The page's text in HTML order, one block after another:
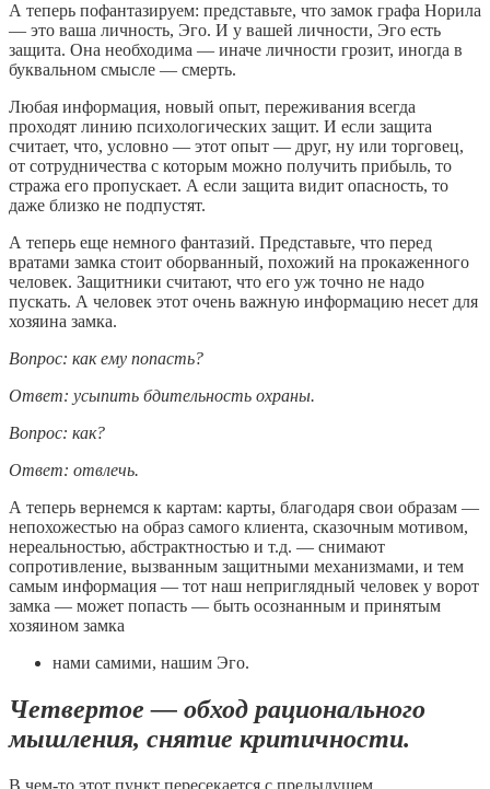
А теперь пофантазируем: представьте, что замок графа Норила
— это ваша личность, Эго. И у вашей личности, Эго есть
защита. Она необходима — иначе личности грозит, иногда в
буквальном смысле — смерть.
Любая информация, новый опыт, переживания всегда
проходят линию психологических защит. И если защита
считает, что, условно — этот опыт — друг, ну или торговец,
от сотрудничества с которым можно получить прибыль, то
стража его пропускает. А если защита видит опасность, то
даже близко не подпустят.
А теперь еще немного фантазий. Представьте, что перед
вратами замка стоит оборванный, похожий на прокаженного
человек. Защитники считают, что его уж точно не надо
пускать. А человек этот очень важную информацию несет для
хозяина замка.
Вопрос: как ему попасть?
Ответ: усыпить бдительность охраны.
Вопрос: как?
Ответ: отвлечь.
А теперь вернемся к картам: карты, благодаря свои образам —
непохожестью на образ самого клиента, сказочным мотивом,
нереальностью, абстрактностью и т.д. — снимают
сопротивление, вызванным защитными механизмами, и тем
самым информация — тот наш неприглядный человек у ворот
замка — может попасть — быть осознанным и принятым
хозяином замка
нами самими, нашим Эго.
Четвертое — обход рационального
мышления, снятие критичности.
В чем-то этот пункт пересекается с предыдущем.